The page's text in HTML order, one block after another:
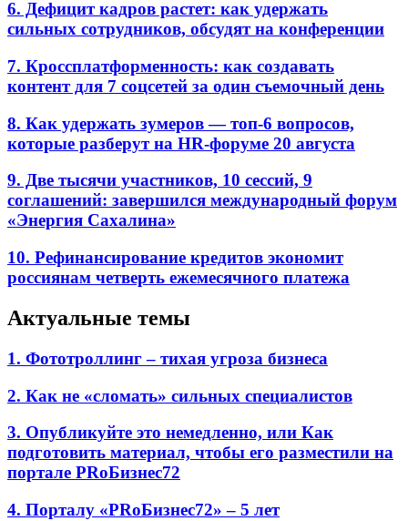
6. Дефицит кадров растет: как удержать
сильных сотрудников, обсудят на конференции
7. Кроссплатформенность: как создавать
контент для 7 соцсетей за один съемочный день
8. Как удержать зумеров — топ-6 вопросов,
которые разберут на HR-форуме 20 августа
9. Две тысячи участников, 10 сессий, 9
соглашений: завершился международный форум
«Энергия Сахалина»
10. Рефинансирование кредитов экономит
россиянам четверть ежемесячного платежа
Актуальные темы
1. Фототроллинг – тихая угроза бизнеса
2. Как не «сломать» сильных специалистов
3. Опубликуйте это немедленно, или Как
подготовить материал, чтобы его разместили на
портале PRоБизнес72
4. Порталу «PRоБизнес72» – 5 лет